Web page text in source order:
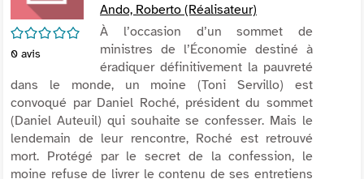
/5
0 avis
Ando, Roberto (Réalisateur)
À l’occasion d’un sommet de
ministres de l’Économie destiné à
éradiquer définitivement la pauvreté
dans le monde, un moine (Toni Servillo) est
convoqué par Daniel Roché, président du sommet
(Daniel Auteuil) qui souhaite se confesser. Mais le
lendemain de leur rencontre, Roché est retrouvé
mort. Protégé par le secret de la confession, le
moine refuse de livrer le contenu de ses entretiens